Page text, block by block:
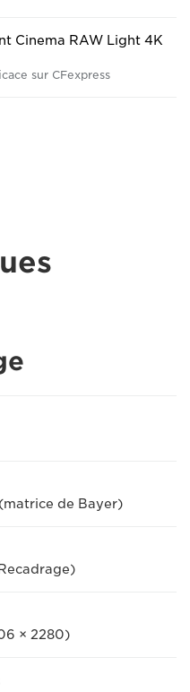
Cinema RAW Light 4K
sur CFexpress
de Bayer)
× 2280)